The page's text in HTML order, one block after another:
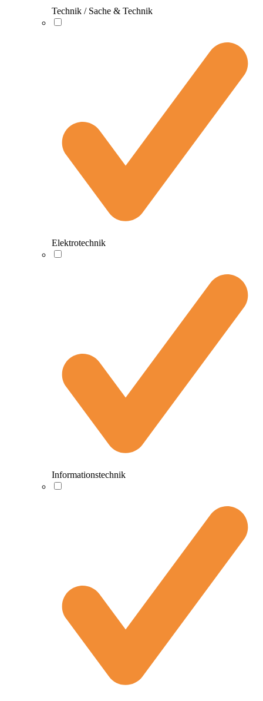
Technik / Sache & Technik
Elektrotechnik
Informationstechnik